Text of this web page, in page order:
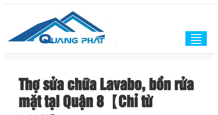
Thợ sửa chữa Lavabo, bồn rửa
mặt tại Quận 8【Chỉ từ